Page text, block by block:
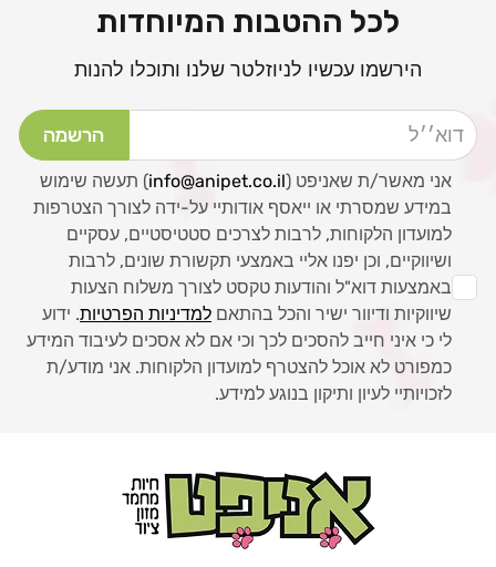
לכל ההטבות המיוחדות
הירשמו עכשיו לניוזלטר שלנו ותוכלו להנות
דוא׳׳ל הרשמה
אני מאשר/ת שאניפט (info@anipet.co.il) תעשה שימוש
במידע שמסרתי או ייאסף אודותיי על-ידה לצורך הצטרפות
למועדון הלקוחות, לרבות לצרכים סטטיסטיים, עסקיים
ושיווקיים, וכן יפנו אליי באמצעי תקשורת שונים, לרבות
באמצעות דוא"ל והודעות טקסט לצורך משלוח הצעות
שיווקיות ודיוור ישיר והכל בהתאם למדיניות הפרטיות. ידוע
לי כי איני חייב להסכים לכך וכי אם לא אסכים לעיבוד המידע
כמפורט לא אוכל להצטרף למועדון הלקוחות. אני מודע/ת
לזכויותיי לעיון ותיקון בנוגע למידע.